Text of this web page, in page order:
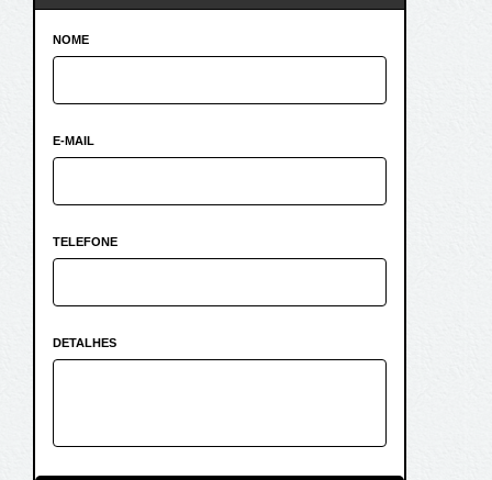
NOME
E-MAIL
TELEFONE
DETALHES